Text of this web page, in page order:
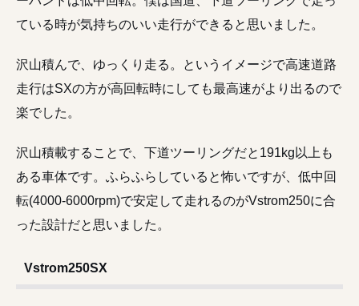
ている時が気持ちのいい走行ができると思いました。
沢山積んで、ゆっくり走る。というイメージで高速道路
走行はSXの方が高回転時にしても最高速がより出るので
楽でした。
沢山積載することで、下道ツーリングだと191kg以上も
ある車体です。ふらふらしていると怖いですが、低中回
転(4000-6000rpm)で安定して走れるのがVstrom250に合
った設計だと思いました。
Vstrom250SX